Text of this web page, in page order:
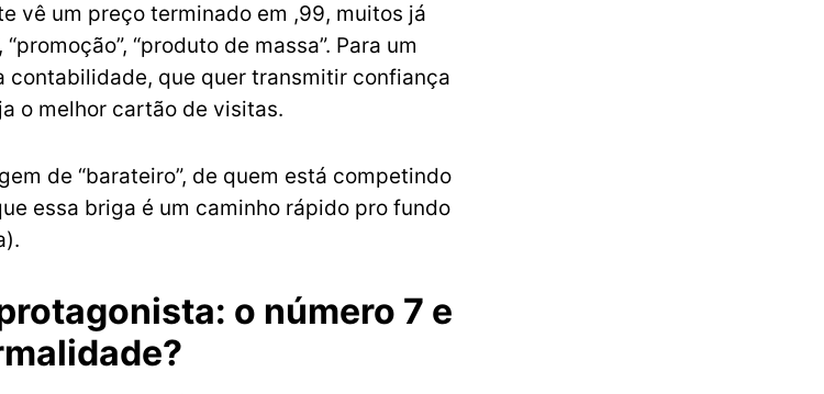
vê um preço terminado em ,99, muitos já
“produto de massa”. Para um
contabilidade, que quer transmitir confiança
o melhor cartão de visitas.
de “barateiro”, de quem está competindo
essa briga é um caminho rápido pro fundo
o número 7 e